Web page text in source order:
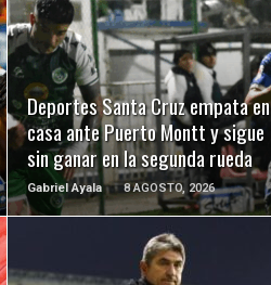
Deportes Santa Cruz empata en
casa ante Puerto Montt y sigue
sin ganar en la segunda rueda
Gabriel Ayala 8 AGOSTO, 2026
LEER MÁS